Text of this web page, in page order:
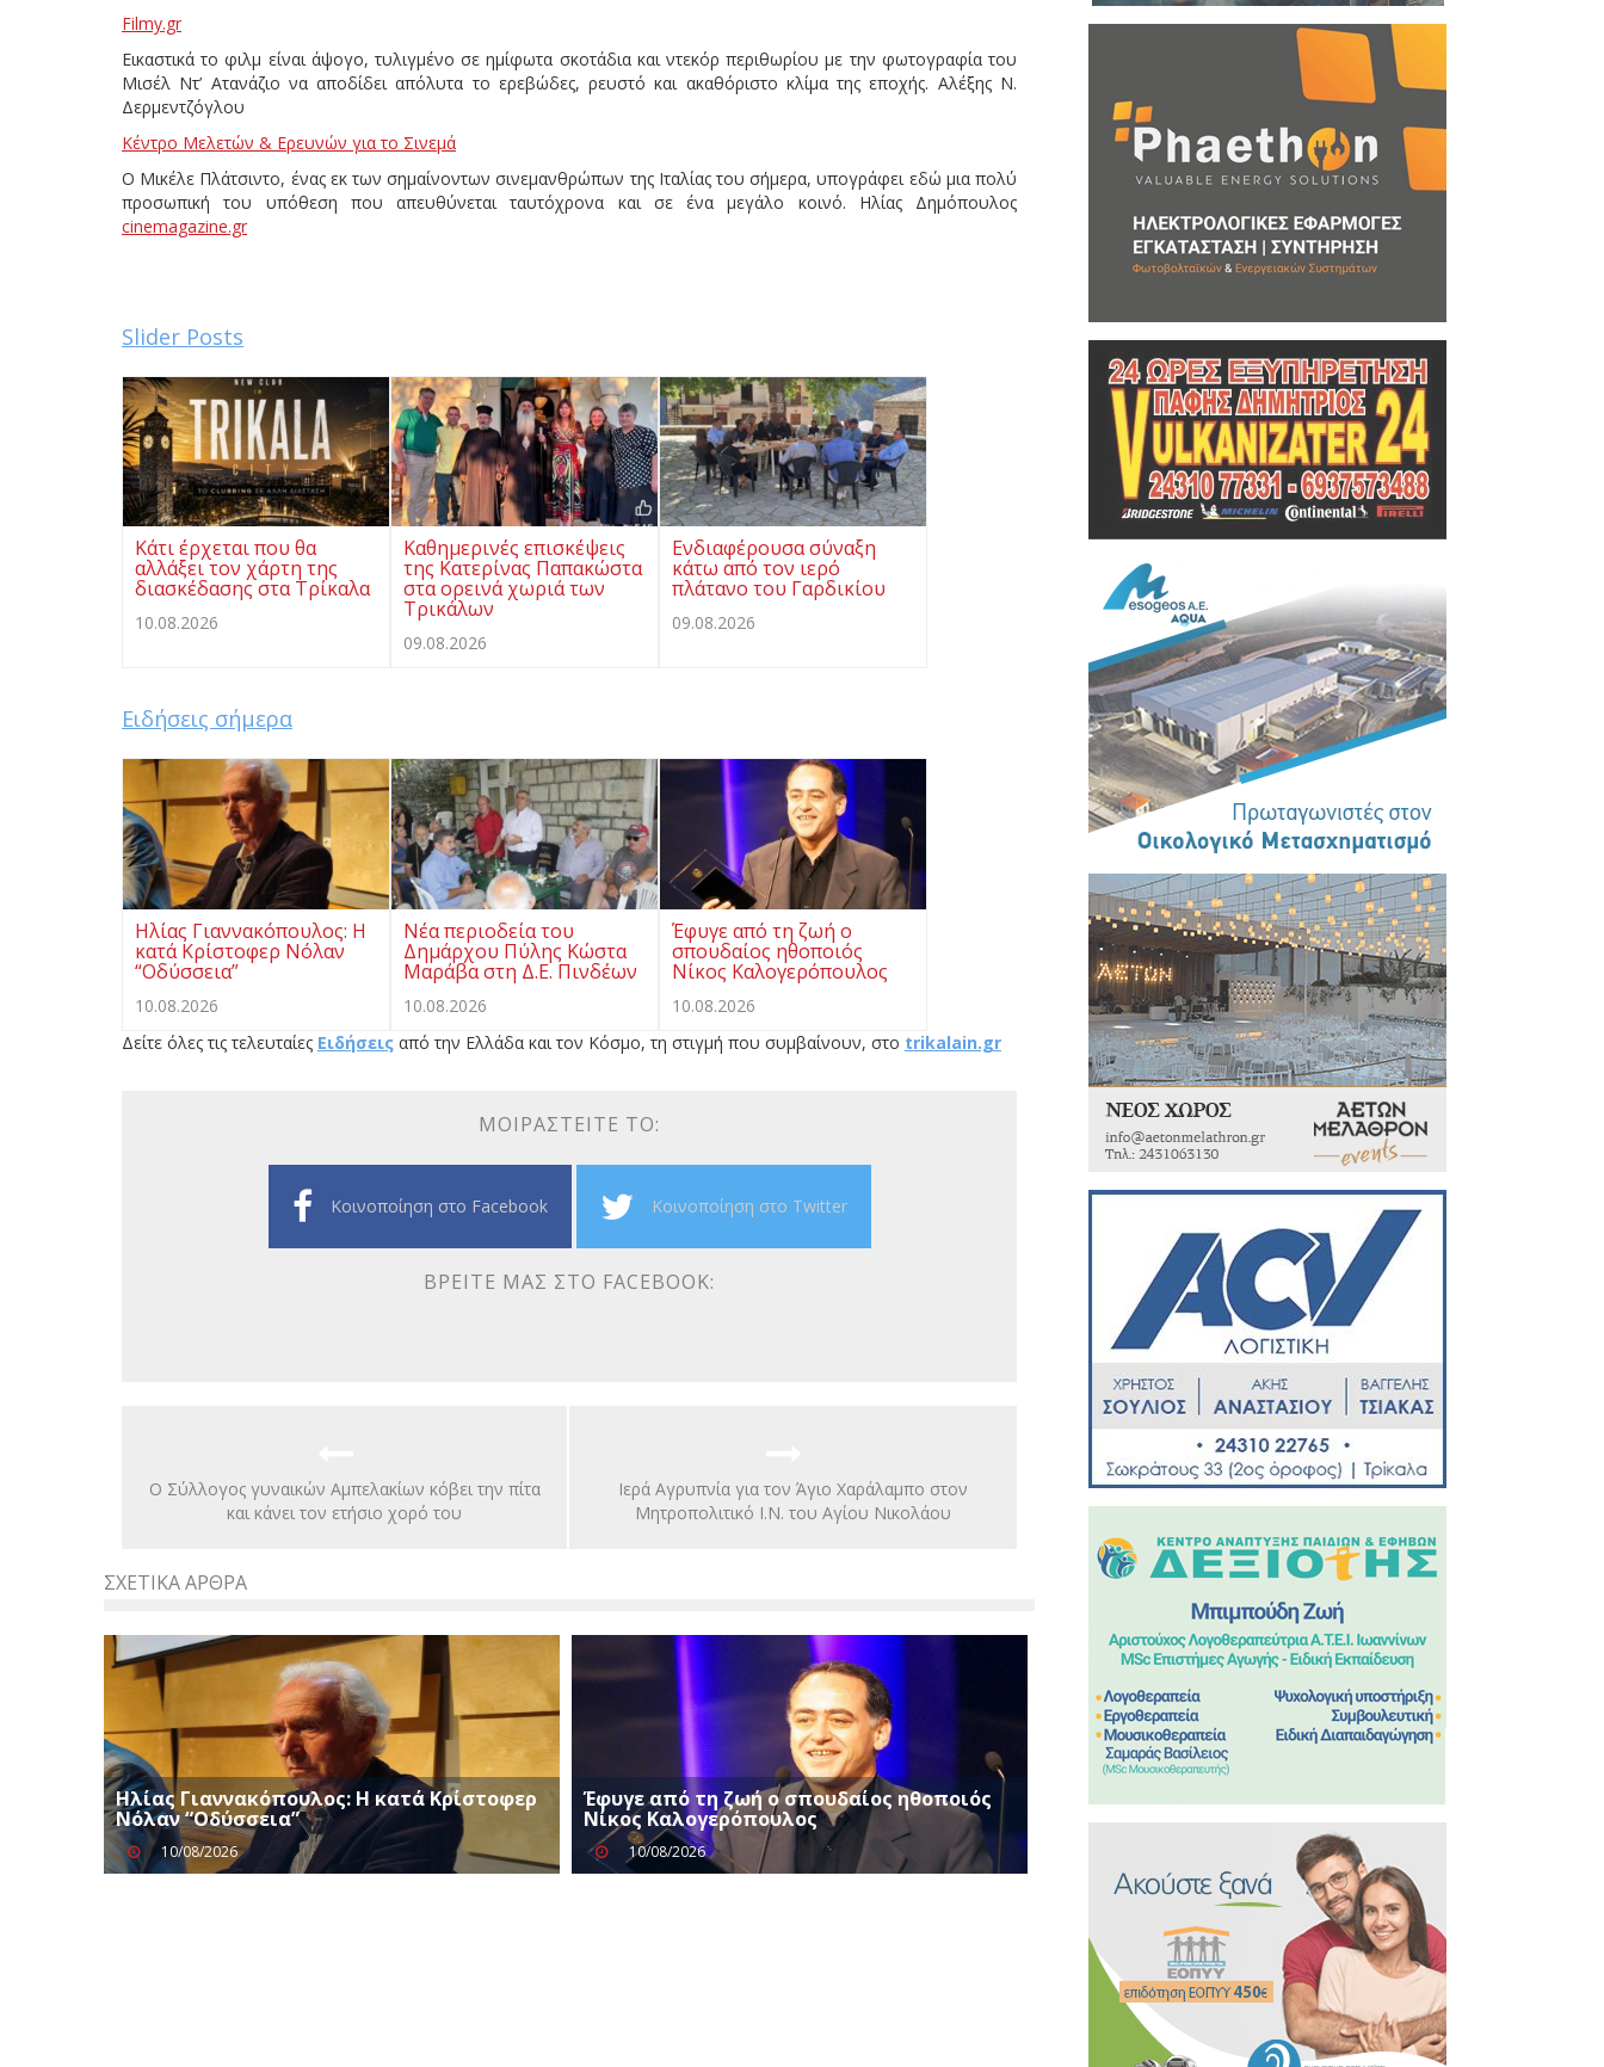
Filmy.gr
Εικαστικά το φιλμ είναι άψογο, τυλιγμένο σε ημίφωτα σκοτάδια και ντεκόρ περιθωρίου με την φωτογραφία του
Μισέλ Ντ’ Ατανάζιο να αποδίδει απόλυτα το ερεβώδες, ρευστό και ακαθόριστο κλίμα της εποχής. Αλέξης Ν.
Δερμεντζόγλου
Κέντρο Μελετών & Ερευνών για το Σινεμά
Ο Μικέλε Πλάτσιντο, ένας εκ των σημαίνοντων σινεμανθρώπων της Ιταλίας του σήμερα, υπογράφει εδώ μια πολύ
προσωπική του υπόθεση που απευθύνεται ταυτόχρονα και σε ένα μεγάλο κοινό. Ηλίας Δημόπουλος
cinemagazine.gr
Slider Posts
Κάτι έρχεται που θα
αλλάξει τον χάρτη της
διασκέδασης στα Τρίκαλα
10.08.2026
Καθημερινές επισκέψεις
της Κατερίνας Παπακώστα
στα ορεινά χωριά των
Τρικάλων
09.08.2026
Ενδιαφέρουσα σύναξη
κάτω από τον ιερό
πλάτανο του Γαρδικίου
09.08.2026
Ειδήσεις σήμερα
Ηλίας Γιαννακόπουλος: Η
κατά Κρίστοφερ Νόλαν
“Oδύσσεια”
10.08.2026
Νέα περιοδεία του
Δημάρχου Πύλης Κώστα
Μαράβα στη Δ.Ε. Πινδέων
10.08.2026
Έφυγε από τη ζωή ο
σπουδαίος ηθοποιός
Νίκος Καλογερόπουλος
10.08.2026
Δείτε όλες τις τελευταίες Ειδήσεις από την Ελλάδα και τον Κόσμο, τη στιγμή που συμβαίνουν, στο trikalain.gr
ΜΟΙΡΑΣΤΕΊΤΕ ΤΟ:
Κοινοποίηση στο Facebook Κοινοποίηση στο Twitter
ΒΡΕΊΤΕ ΜΑΣ ΣΤΟ FACEBOOK:
Ο Σύλλογος γυναικών Αμπελακίων κόβει την πίτα
και κάνει τον ετήσιο χορό του
Ιερά Αγρυπνία για τον Άγιο Χαράλαμπο στον
Μητροπολιτικό Ι.Ν. του Αγίου Νικολάου
ΣΧΕΤΙΚΆ ΆΡΘΡΑ
Ηλίας Γιαννακόπουλος: Η κατά Κρίστοφερ
Νόλαν “Oδύσσεια”
10/08/2026
Έφυγε από τη ζωή ο σπουδαίος ηθοποιός
Νίκος Καλογερόπουλος
10/08/2026